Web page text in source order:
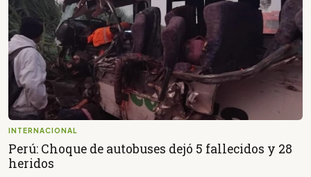
INTERNACIONAL
Perú: Choque de autobuses dejó 5 fallecidos y 28
heridos